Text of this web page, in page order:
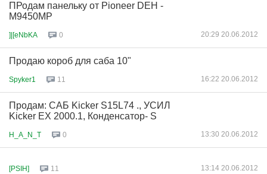
ПРодам панельку от Pioneer DEH -
M9450MP
]|[eNbKA 0 20:29 20.06.2012
Продаю короб для саба 10"
Spyker1 11 16:22 20.06.2012
Продам: САБ Kicker S15L74 ., УСИЛ
Kicker EX 2000.1, Конденсатор- S
H_A_N_T 0 13:30 20.06.2012
[PSIH] 11 13:14 20.06.2012